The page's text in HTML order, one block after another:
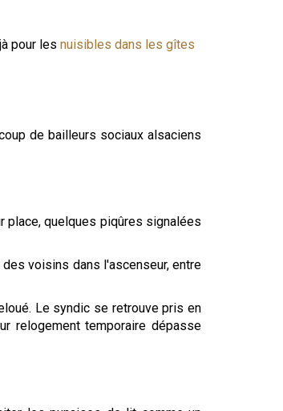
pour les nuisibles dans les gîtes
de bailleurs sociaux alsaciens
place, quelques piqûres signalées
voisins dans l'ascenseur, entre
Le syndic se retrouve pris en
relogement temporaire dépasse